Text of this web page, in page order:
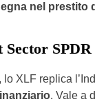
nel prestito
Sector
XLF replica
. Vale a